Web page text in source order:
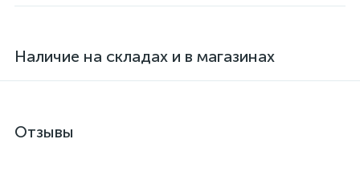
Наличие на складах и в магазинах
Отзывы